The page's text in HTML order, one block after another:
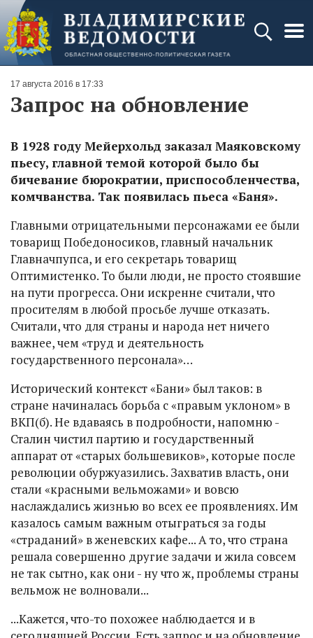
17 августа 2016 в 17:33
Запрос на обновление
В 1928 году Мейерхольд заказал Маяковскому
пьесу, главной темой которой было бы
бичевание бюрократии, приспособленчества,
комчванства. Так появилась пьеса «Баня».
Главными отрицательными персонажами ее были
товарищ Победоносиков, главный начальник
Главнач­пупса, и его секретарь товарищ
Оптимистенко. То были люди, не просто стоявшие
на пути прогресса. Они искренне считали, что
просителям в любой просьбе лучше отказать.
Считали, что для страны и народа нет ничего
важнее, чем «труд и деятельность
государственного персонала»…
Исторический контекст «Бани» был таков: в
стране начиналась борьба с «правым уклоном» в
ВКП(б). Не вдаваясь в подробности, напомню -
Сталин чистил партию и государственный
аппарат от «старых большевиков», которые после
революции обуржуазились. Захватив власть, они
стали «красными вельможами» и вовсю
наслаждались жизнью во всех ее проявлениях. Им
казалось самым важным отыграться за годы
«страданий» в женевских кафе... А то, что страна
решала совершенно другие задачи и жила совсем
не так сытно, как они - ну что ж, проблемы страны
вельмож не волновали...
...Кажется, что-то похожее наблюдается и в